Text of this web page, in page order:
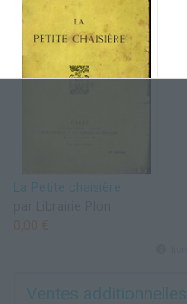
La Petite chaisière
Ventes additionnelles